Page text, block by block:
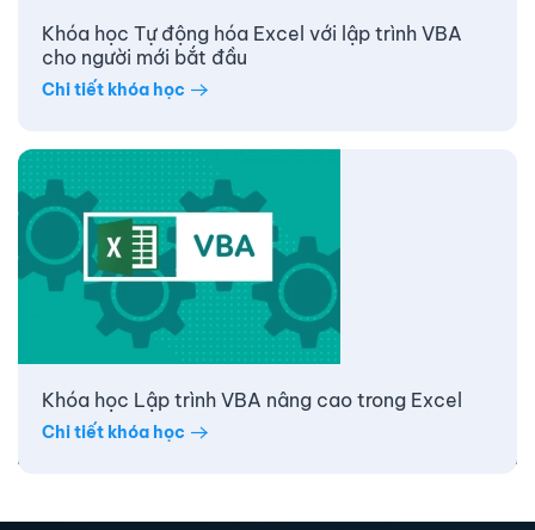
Khóa học Tự động hóa Excel với lập trình VBA
cho người mới bắt đầu
Chi tiết khóa học
Khóa học Lập trình VBA nâng cao trong Excel
Chi tiết khóa học